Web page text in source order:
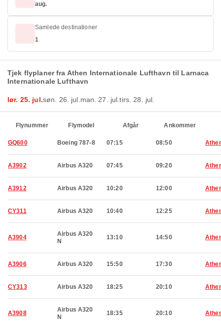
aug.
Samlede destinationer
1
Tjek flyplaner fra Athen Internationale Lufthavn til Larnaca
Internationale Lufthavn
lør. 25. jul.søn. 26. jul. man. 27. jul.tirs. 28. jul.
Flynummer Flymodel Afgår Ankommer
GQ600 Boeing 787-8 07:15 08:50
A3902 Airbus A320 07:45 09:20
A3912 Airbus A320 10:20 12:00
CY311 Airbus A320 10:40 12:25
A3904
Airbus A320
N
13:10 14:50
A3906 Airbus A320 15:50 17:30
CY313 Airbus A320 18:25 20:10
A3908
Airbus A320
N
18:35 20:10